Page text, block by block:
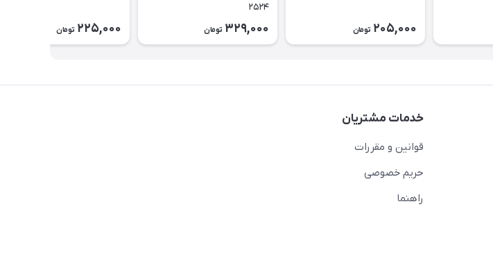
205,000 تومان
۲۵۲۴
329,000 تومان 225,000 تومان
خدمات مشتریان
قوانین و مقررات
حریم خصوصی
راهنما